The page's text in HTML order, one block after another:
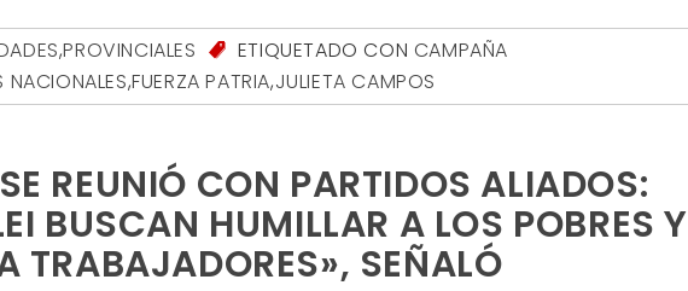
,PROVINCIALES ETIQUETADO CON CAMPAÑA
NACIONALES,FUERZA PATRIA,JULIETA CAMPOS
REUNIÓ CON PARTIDOS ALIADOS:
BUSCAN HUMILLAR A LOS POBRES Y
TRABAJADORES», SEÑALÓ